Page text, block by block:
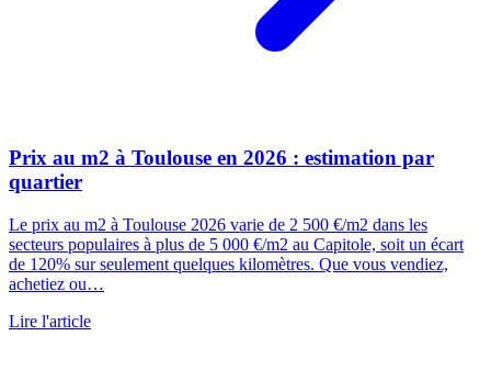
Prix au m2 à Toulouse en 2026 : estimation par
quartier
Le prix au m2 à Toulouse 2026 varie de 2 500 €/m2 dans les
secteurs populaires à plus de 5 000 €/m2 au Capitole, soit un écart
de 120% sur seulement quelques kilomètres. Que vous vendiez,
achetiez ou…
Lire l'article